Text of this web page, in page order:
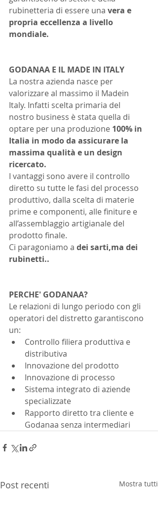
rubinetteria di essere una vera e
propria eccellenza a livello
mondiale.
GODANAA E IL MADE IN ITALY
La nostra azienda nasce per
valorizzare al massimo il Madein
Italy. Infatti scelta primaria del
nostro business è stata quella di
optare per una produzione 100% in
Italia in modo da assicurare la
massima qualità e un design
ricercato.
I vantaggi sono avere il controllo
diretto su tutte le fasi del processo
produttivo, dalla scelta di materie
prime e componenti, alle finiture e
all’assemblaggio artigianale del
prodotto finale.
Ci paragoniamo a dei sarti,ma dei
rubinetti..
PERCHE' GODANAA?
Le relazioni di lungo periodo con gli
operatori del distretto garantiscono
un:
Controllo filiera produttiva e
distributiva
Innovazione del prodotto
Innovazione di processo
Sistema integrato di aziende
specializzate
Rapporto diretto tra cliente e
Godanaa senza intermediari
Post recenti Mostra tutti